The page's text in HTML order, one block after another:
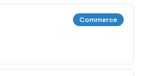
Commerce